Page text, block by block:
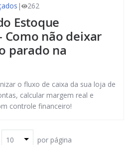
| 262
Estoque
Como não deixar
parado na
o fluxo de caixa da sua loja de
calcular margem real e
controle financeiro!
por página